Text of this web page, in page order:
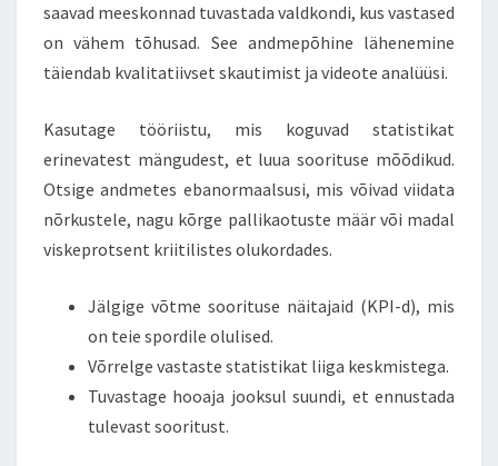
saavad meeskonnad tuvastada valdkondi, kus vastased
on vähem tõhusad. See andmepõhine lähenemine
täiendab kvalitatiivset skautimist ja videote analüüsi.
Kasutage tööriistu, mis koguvad statistikat
erinevatest mängudest, et luua soorituse mõõdikud.
Otsige andmetes ebanormaalsusi, mis võivad viidata
nõrkustele, nagu kõrge pallikaotuste määr või madal
viskeprotsent kriitilistes olukordades.
Jälgige võtme soorituse näitajaid (KPI-d), mis
on teie spordile olulised.
Võrrelge vastaste statistikat liiga keskmistega.
Tuvastage hooaja jooksul suundi, et ennustada
tulevast sooritust.